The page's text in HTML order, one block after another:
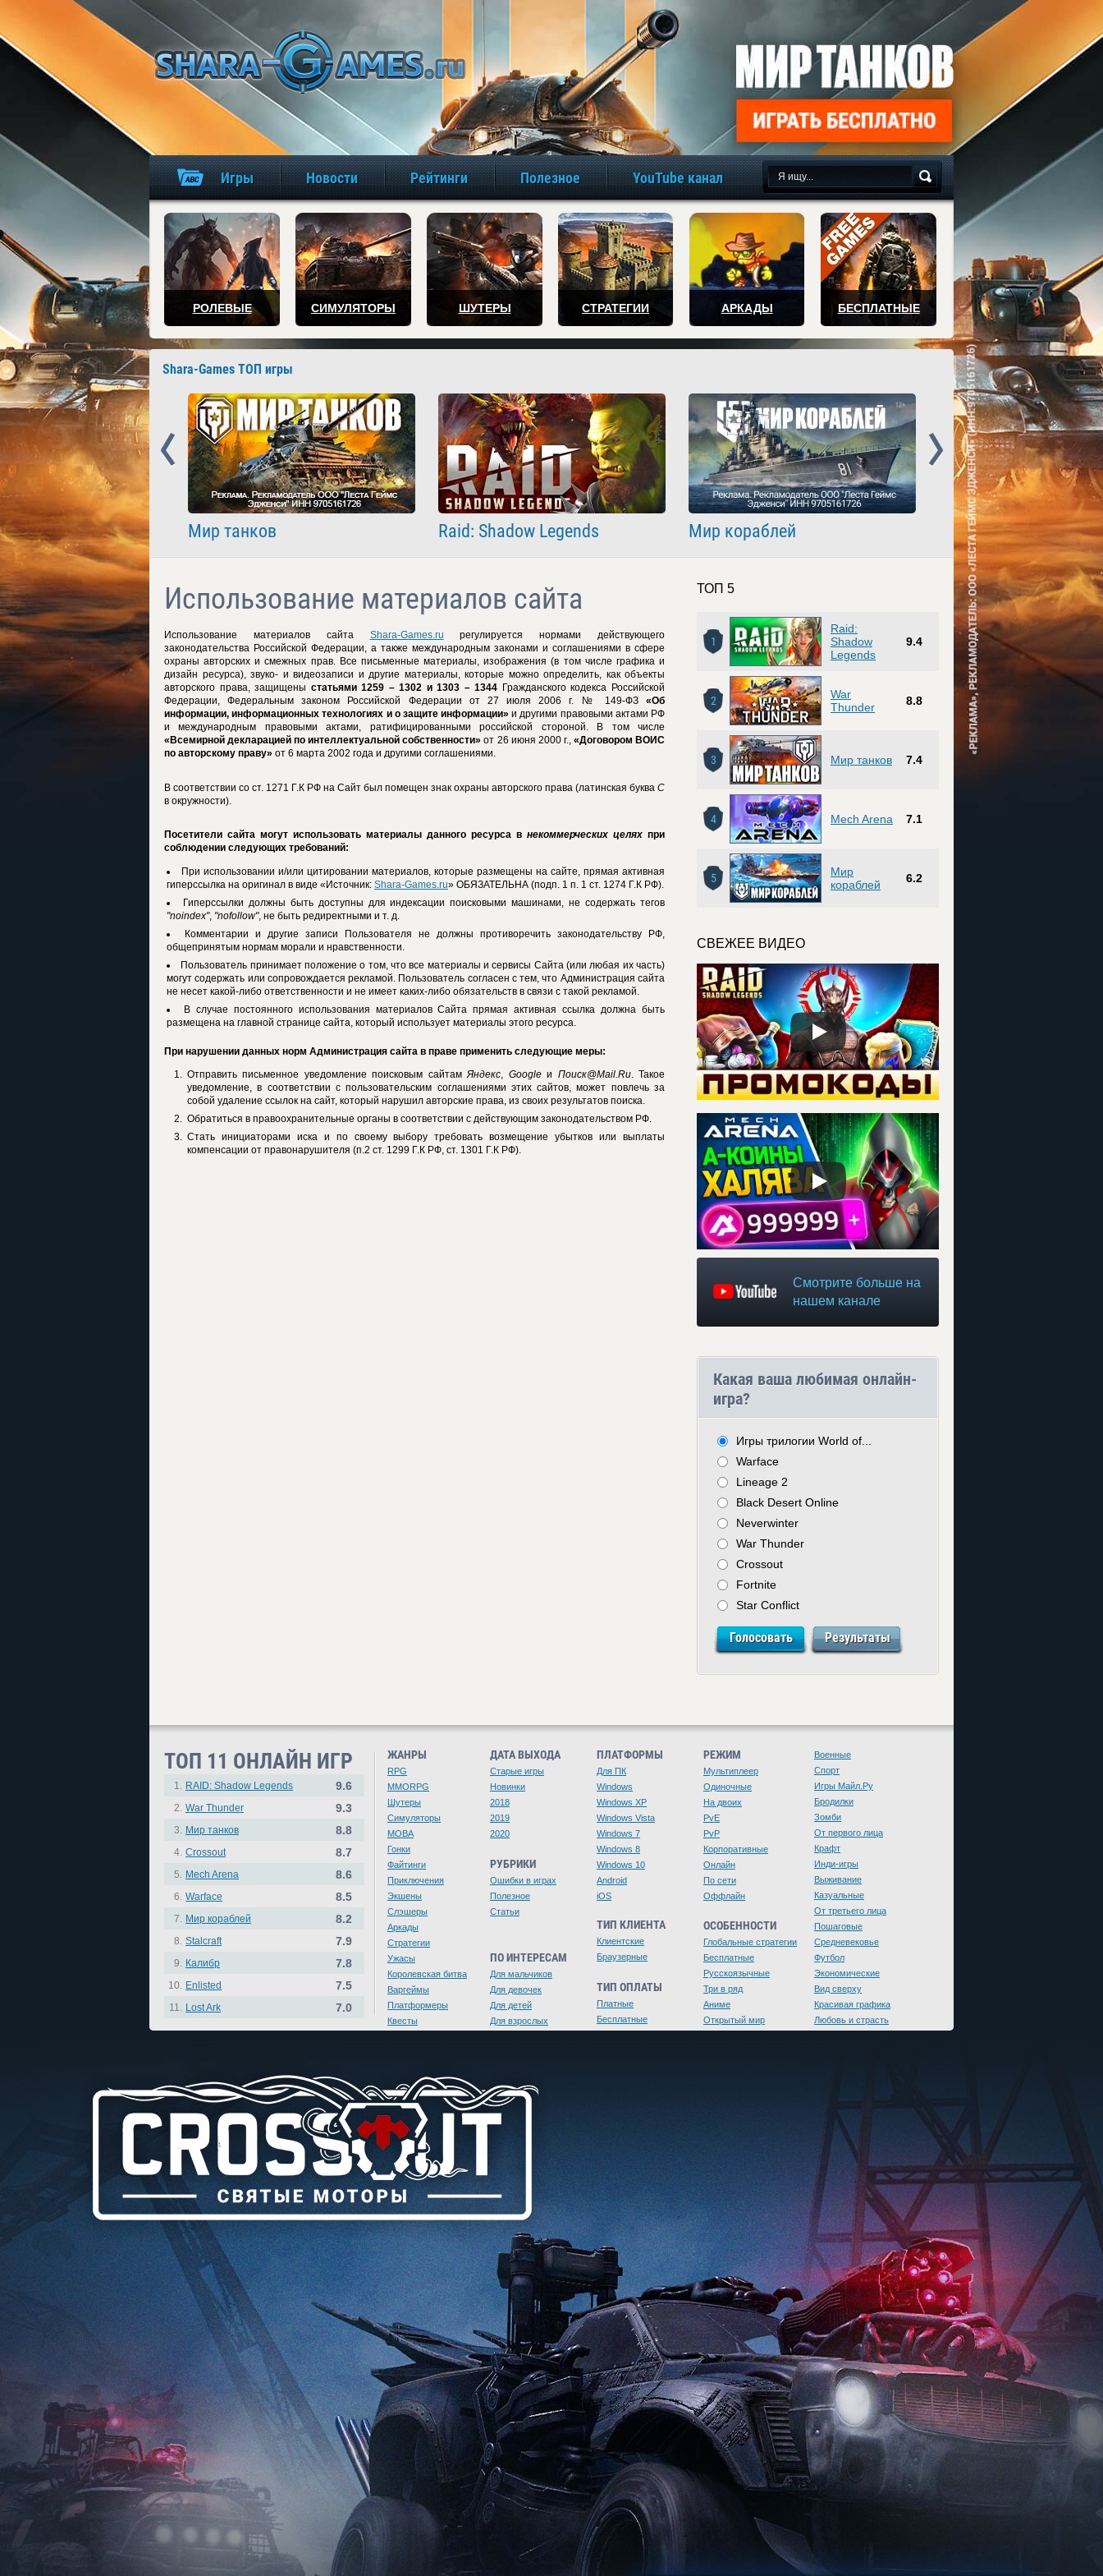
игры онлайн бесплатно
Игры Новости Рейтинги Полезное YouTube канал
РОЛЕВЫЕ СИМУЛЯТОРЫ ШУТЕРЫ СТРАТЕГИИ АРКАДЫ БЕСПЛАТНЫЕ
Shara-Games ТОП игры
Мир танков Raid: Shadow Legends Мир кораблей Crossout
Prev Next
Использование материалов сайта
Использование материалов сайта Shara-Games.ru регулируется нормами действующего
законодательства Российской Федерации, а также международным законами и соглашениями в сфере
охраны авторских и смежных прав. Все письменные материалы, изображения (в том числе графика и
дизайн ресурса), звуко- и видеозаписи и другие материалы, которые можно определить, как объекты
авторского права, защищены статьями 1259 – 1302 и 1303 – 1344 Гражданского кодекса Российской
Федерации, Федеральным законом Российской Федерации от 27 июля 2006 г. № 149-ФЗ «Об
информации, информационных технологиях и о защите информации» и другими правовыми актами РФ
и международным правовыми актами, ратифицированными российской стороной. В том числе
«Всемирной декларацией по интеллектуальной собственности» от 26 июня 2000 г., «Договором ВОИС
по авторскому праву» от 6 марта 2002 года и другими соглашениями.
В соответствии со ст. 1271 Г.К РФ на Сайт был помещен знак охраны авторского права (латинская буква C
в окружности).
Посетители сайта могут использовать материалы данного ресурса в некоммерческих целях при
соблюдении следующих требований:
При использовании и/или цитировании материалов, которые размещены на сайте, прямая активная
гиперссылка на оригинал в виде «Источник: Shara-Games.ru» ОБЯЗАТЕЛЬНА (подп. 1 п. 1 ст. 1274 Г.К РФ).
Гиперссылки должны быть доступны для индексации поисковыми машинами, не содержать тегов
"noindex", "nofollow", не быть редиректными и т. д.
Комментарии и другие записи Пользователя не должны противоречить законодательству РФ,
общепринятым нормам морали и нравственности.
Пользователь принимает положение о том, что все материалы и сервисы Сайта (или любая их часть)
могут содержать или сопровождается рекламой. Пользователь согласен с тем, что Администрация сайта
не несет какой-либо ответственности и не имеет каких-либо обязательств в связи с такой рекламой.
В случае постоянного использования материалов Сайта прямая активная ссылка должна быть
размещена на главной странице сайта, который использует материалы этого ресурса.
При нарушении данных норм Администрация сайта в праве применить следующие меры:
Отправить письменное уведомление поисковым сайтамЯндекс, Googleи Поиск@Mail.Ru. Такое
уведомление, в соответствии с пользовательским соглашениями этих сайтов, может повлечь за
собой удаление ссылок на сайт, который нарушил авторские права, из своих результатов поиска.
Обратиться в правоохранительные органы в соответствии с действующим законодательством РФ.
Стать инициаторами иска и по своему выбору требовать возмещение убытков или выплаты
компенсации от правонарушителя (п.2 ст. 1299 Г.К РФ, ст. 1301 Г.К РФ).
ТОП 5
1
Raid:
Shadow
Legends
9.4
2
War
Thunder
8.8
3 Мир танков 7.4
4 Mech Arena 7.1
5
Мир
кораблей
6.2
СВЕЖЕЕ ВИДЕО
Смотрите больше на
нашем канале
Какая ваша любимая онлайн-
игра?
Игры трилогии World of...
Warface
Lineage 2
Black Desert Online
Neverwinter
War Thunder
Crossout
Fortnite
Star Conflict
ТОП 11 ОНЛАЙН ИГР
1. RAID: Shadow Legends 9.6
2. War Thunder 9.3
3. Мир танков 8.8
4. Crossout 8.7
5. Mech Arena 8.6
6. Warface 8.5
7. Мир кораблей 8.2
8. Stalcraft 7.9
9. Калибр 7.8
10. Enlisted 7.5
11. Lost Ark 7.0
ЖАНРЫ
RPG
MMORPG
Шутеры
Симуляторы
MOBA
Гонки
Файтинги
Приключения
Экшены
Слэшеры
Аркады
Стратегии
Ужасы
Королевская битва
Варгеймы
Платформеры
Квесты
ДАТА ВЫХОДА
Старые игры
Новинки
2018
2019
2020
РУБРИКИ
Ошибки в играх
Полезное
Статьи
ПО ИНТЕРЕСАМ
Для мальчиков
Для девочек
Для детей
Для взрослых
ПЛАТФОРМЫ
Для ПК
Windows
Windows XP
Windows Vista
Windows 7
Windows 8
Windows 10
Android
iOS
ТИП КЛИЕНТА
Клиентские
Браузерные
ТИП ОПЛАТЫ
Платные
Бесплатные
РЕЖИМ
Мультиплеер
Одиночные
На двоих
PvE
PvP
Корпоративные
Онлайн
По сети
Оффлайн
ОСОБЕННОСТИ
Глобальные стратегии
Бесплатные
Русскоязычные
Три в ряд
Аниме
Открытый мир
Военные
Спорт
Игры Майл.Ру
Бродилки
Зомби
От первого лица
Крафт
Инди-игры
Выживание
Казуальные
От третьего лица
Пошаговые
Средневековье
Футбол
Экономические
Вид сверху
Красивая графика
Любовь и страсть